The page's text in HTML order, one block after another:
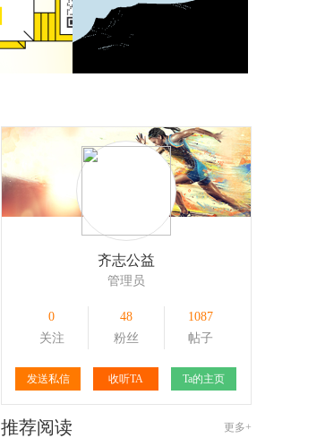
齐志公益
管理员
0
关注
48
粉丝
1087
帖子
发送私信 收听TA Ta的主页
推荐阅读 更多+